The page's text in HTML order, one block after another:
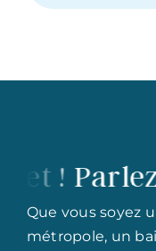
Parlez-
Que vous soyez
métropole, un